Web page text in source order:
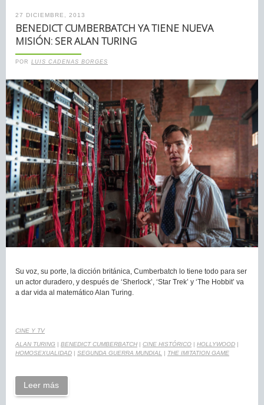
27 DICIEMBRE, 2013
BENEDICT CUMBERBATCH YA TIENE NUEVA
MISIÓN: SER ALAN TURING
POR LUIS CADENAS BORGES
Su voz, su porte, la dicción británica, Cumberbatch lo tiene todo para ser
un actor duradero, y después de ‘Sherlock’, ‘Star Trek’ y ‘The Hobbit’ va
a dar vida al matemático Alan Turing.
CINE Y TV
ALAN TURING | BENEDICT CUMBERBATCH | CINE HISTÓRICO | HOLLYWOOD |
HOMOSEXUALIDAD | SEGUNDA GUERRA MUNDIAL | THE IMITATION GAME
Leer más